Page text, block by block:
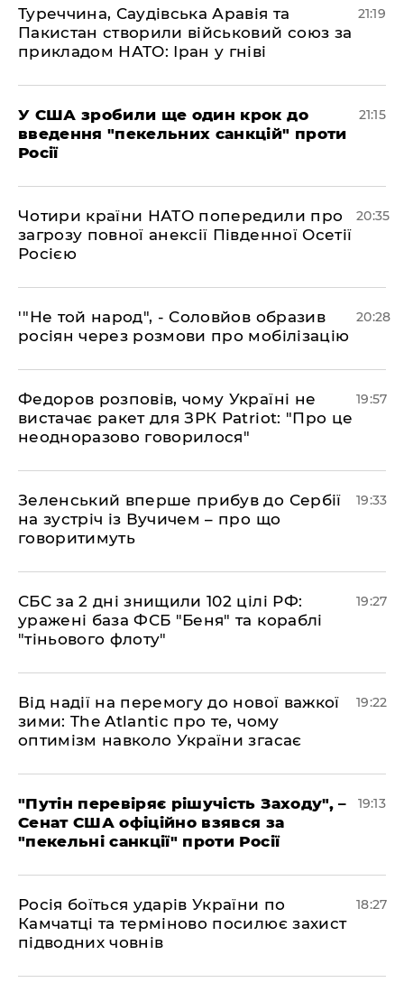
​Туреччина, Саудівська Аравія та
Пакистан створили військовий союз за
прикладом НАТО: Іран у гніві
21:19
​У США зробили ще один крок до
введення "пекельних санкцій" проти
Росії
21:15
​Чотири країни НАТО попередили про
загрозу повної анексії Південної Осетії
Росією
20:35
​'"Не той народ", - Соловйов образив
росіян через розмови про мобілізацію
20:28
​Федоров розповів, чому Україні не
вистачає ракет для ЗРК Patriot: "Про це
неодноразово говорилося"
19:57
​Зеленський вперше прибув до Сербії
на зустріч із Вучичем – про що
говоритимуть
19:33
​СБС за 2 дні знищили 102 цілі РФ:
уражені база ФСБ "Беня" та кораблі
"тіньового флоту"
19:27
​Від надії на перемогу до нової важкої
зими: The Atlantic про те, чому
оптимізм навколо України згасає
19:22
​"Путін перевіряє рішучість Заходу", –
Сенат США офіційно взявся за
"пекельні санкції" проти Росії
19:13
​Росія боїться ударів України по
Камчатці та терміново посилює захист
підводних човнів
18:27